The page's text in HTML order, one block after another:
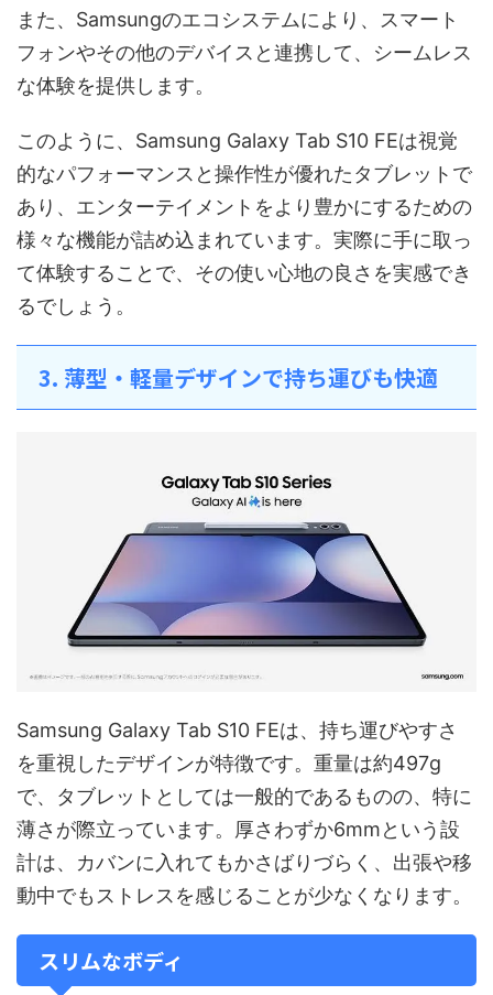
また、Samsungのエコシステムにより、スマート
フォンやその他のデバイスと連携して、シームレス
な体験を提供します。
このように、Samsung Galaxy Tab S10 FEは視覚
的なパフォーマンスと操作性が優れたタブレットで
あり、エンターテイメントをより豊かにするための
様々な機能が詰め込まれています。実際に手に取っ
て体験することで、その使い心地の良さを実感でき
るでしょう。
3. 薄型・軽量デザインで持ち運びも快適
Samsung Galaxy Tab S10 FEは、持ち運びやすさ
を重視したデザインが特徴です。重量は約497g
で、タブレットとしては一般的であるものの、特に
薄さが際立っています。厚さわずか6mmという設
計は、カバンに入れてもかさばりづらく、出張や移
動中でもストレスを感じることが少なくなります。
スリムなボディ